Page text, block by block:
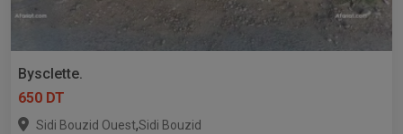
Bysclette.
650 DT
Sidi Bouzid Ouest,Sidi Bouzid